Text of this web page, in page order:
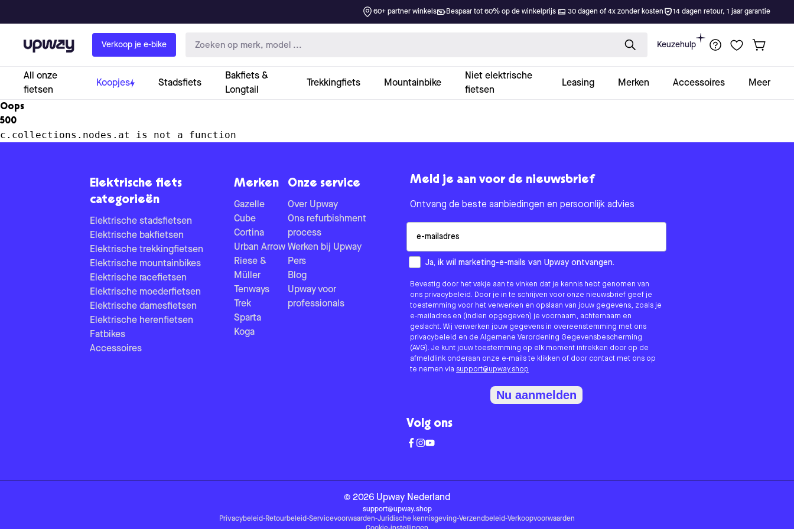
60+ partner winkels Bespaar tot 60% op de winkelprijs 30 dagen of 4x zonder kosten 14 dagen retour, 1 jaar garantie
Upway Verkoop je e-bike Keuzehulp
All onze
fietsen
Koopjes Stadsfiets
Bakfiets &
Longtail
Trekkingfiets Mountainbike
Niet elektrische
fietsen
Leasing Merken Accessoires Meer
Oops
500
c.collections.nodes.at is not a function
Elektrische fiets
categorieën
Elektrische stadsfietsen
Elektrische bakfietsen
Elektrische trekkingfietsen
Elektrische mountainbikes
Elektrische racefietsen
Elektrische moederfietsen
Elektrische damesfietsen
Elektrische herenfietsen
Fatbikes
Accessoires
Merken
Gazelle
Cube
Cortina
Urban Arrow
Riese &
Müller
Tenways
Trek
Sparta
Koga
Onze service
Over Upway
Ons refurbishment
process
Werken bij Upway
Pers
Blog
Upway voor
professionals
Meld je aan voor de nieuwsbrief
Ontvang de beste aanbiedingen en persoonlijk advies
How would you like to hear from us?
Ja, ik wil marketing-e-mails van Upway ontvangen.
Bevestig door het vakje aan te vinken dat je kennis hebt genomen van
ons privacybeleid. Door je in te schrijven voor onze nieuwsbrief geef je
toestemming voor het verwerken en opslaan van jouw gegevens, zoals je
e-mailadres en (indien opgegeven) je voornaam, achternaam en
geslacht. Wij verwerken jouw gegevens in overeenstemming met ons
privacybeleid en de Algemene Verordening Gegevensbescherming
(AVG). Je kunt jouw toestemming op elk moment intrekken door op de
afmeldlink onderaan onze e-mails te klikken of door contact met ons op
te nemen via support@upway.shop
Nu aanmelden
Volg ons
© 2026 Upway Nederland
support@upway.shop
Privacybeleid-Retourbeleid-Servicevoorwaarden-Juridische kennisgeving-Verzendbeleid-Verkoopvoorwaarden